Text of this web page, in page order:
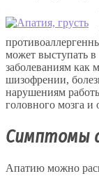
может выступать
заболеваниям как
шизофрении,
нарушениям
головного мозга и
Симптомы
Апатию можно